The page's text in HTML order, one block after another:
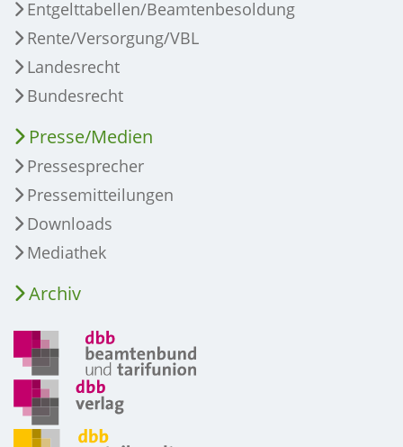
Entgelttabellen/Beamtenbesoldung
Rente/Versorgung/VBL
Landesrecht
Bundesrecht
Presse/Medien
Pressesprecher
Pressemitteilungen
Downloads
Mediathek
Archiv